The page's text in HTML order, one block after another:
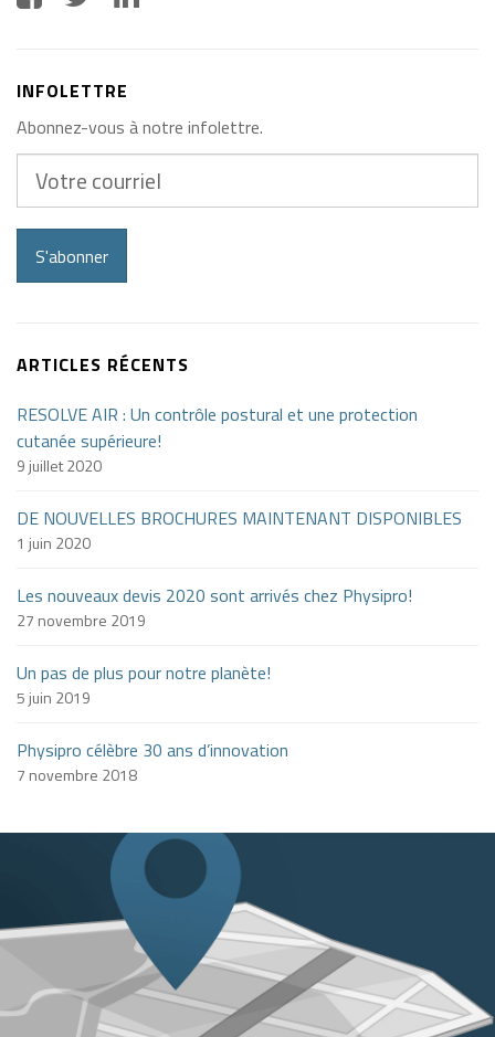
INFOLETTRE
Abonnez-vous à notre infolettre.
courriel
S'abonner
ARTICLES RÉCENTS
RESOLVE AIR : Un contrôle postural et une protection
cutanée supérieure!
9 juillet 2020
DE NOUVELLES BROCHURES MAINTENANT DISPONIBLES
1 juin 2020
Les nouveaux devis 2020 sont arrivés chez Physipro!
27 novembre 2019
Un pas de plus pour notre planète!
5 juin 2019
Physipro célèbre 30 ans d’innovation
7 novembre 2018